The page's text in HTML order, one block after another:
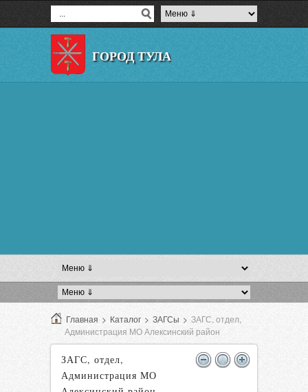
ГОРОД ТУЛА
Главная > Каталог > ЗАГСы > ЗАГС, отдел,
Администрация МО Алексинский район
ЗАГС, отдел,
Администрация МО